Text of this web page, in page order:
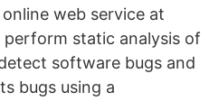
web service at
static analysis of
software bugs and
bugs using a